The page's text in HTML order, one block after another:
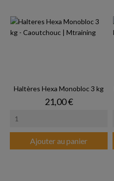
Haltères Hexa Monobloc 3 kg
Prix
21,00 €
Ajouter au panier